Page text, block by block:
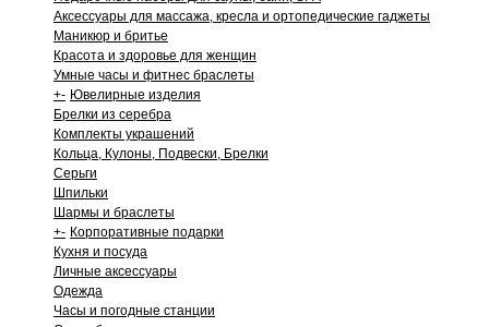
Аксессуары для массажа, кресла и ортопедические гаджеты
Маникюр и бритье
Красота и здоровье для женщин
Умные часы и фитнес браслеты
+- Ювелирные изделия
Брелки из серебра
Комплекты украшений
Кольца, Кулоны, Подвески, Брелки
Серьги
Шпильки
Шармы и браслеты
+- Корпоративные подарки
Кухня и посуда
Личные аксессуары
Одежда
Часы и погодные станции